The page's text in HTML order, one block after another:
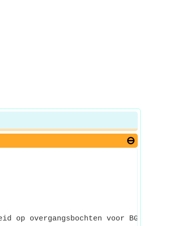
op overgangsbochten voor BG/MG